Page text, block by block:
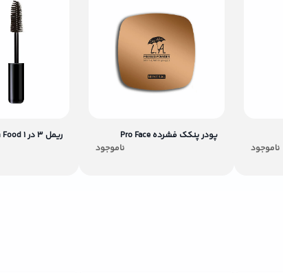
ناموجود
پودر پنکک فشرده Pro Face
ناموجود
ریمل 3 در 1 Lash Food